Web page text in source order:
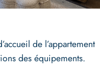
de l’appartement
des équipements.